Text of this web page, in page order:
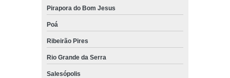
Pirapora do Bom Jesus
Poá
Ribeirão Pires
Rio Grande da Serra
Salesópolis